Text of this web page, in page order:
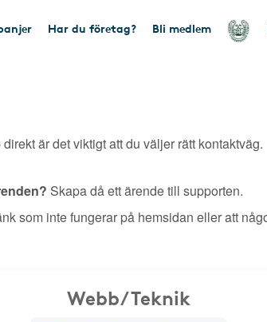
Har du företag? Bli medlem
är det viktigt att du väljer rätt kontaktväg.
Skapa då ett ärende till supporten.
som inte fungerar på hemsidan eller att
Webb/Teknik